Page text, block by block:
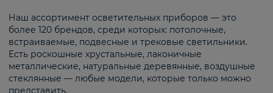
Наш ассортимент осветительных приборов — это
более 120 брендов, среди которых: потолочные,
встраиваемые, подвесные и трековые светильники.
Есть роскошные хрустальные, лаконичные
металлические, натуральные деревянные, воздушные
стеклянные — любые модели, которые только можно
представить.